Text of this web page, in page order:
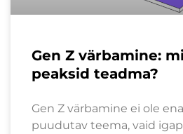
Gen Z värbamine:
peaksid teadma?
Gen Z värbamine ei ole
puudutav teema, vaid